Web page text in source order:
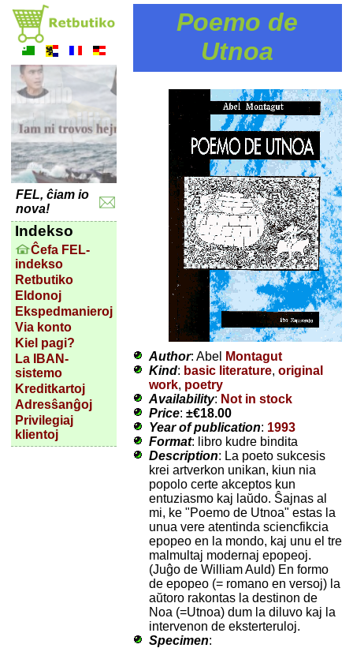
FEL, ĉiam io
nova!
Indekso
Ĉefa FEL-
indekso
Retbutiko
Eldonoj
Ekspedmanieroj
Via konto
Kiel pagi?
La IBAN-
sistemo
Kreditkartoj
Adresŝanĝoj
Privilegiaj
klientoj
Poemo de
Utnoa
Author: Abel
Montagut
Kind: basic literature, original
work, poetry
Availability: Not in stock
Price: ±€18.00
Year of publication: 1993
Format: libro kudre bindita
Description: La poeto sukcesis
krei artverkon unikan, kiun nia
popolo certe akceptos kun
entuziasmo kaj laŭdo. Ŝajnas al
mi, ke "Poemo de Utnoa" estas la
unua vere atentinda sciencfikcia
epopeo en la mondo, kaj unu el tre
malmultaj modernaj epopeoj.
(Juĝo de William Auld) En formo
de epopeo (= romano en versoj) la
aŭtoro rakontas la destinon de
Noa (=Utnoa) dum la diluvo kaj la
intervenon de eksterteruloj.
Specimen: